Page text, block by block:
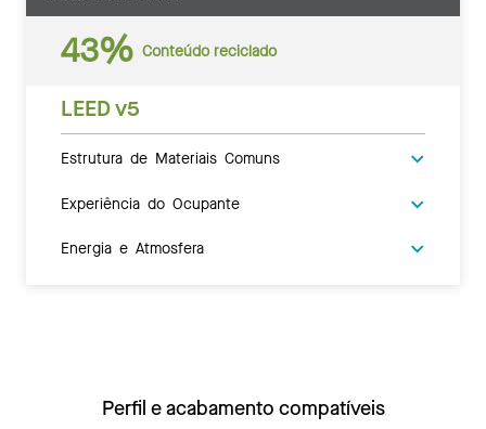
43% Conteúdo reciclado
LEED v5
Estrutura de Materiais Comuns
Experiência do Ocupante
Energia e Atmosfera
Perfil e acabamento compatíveis